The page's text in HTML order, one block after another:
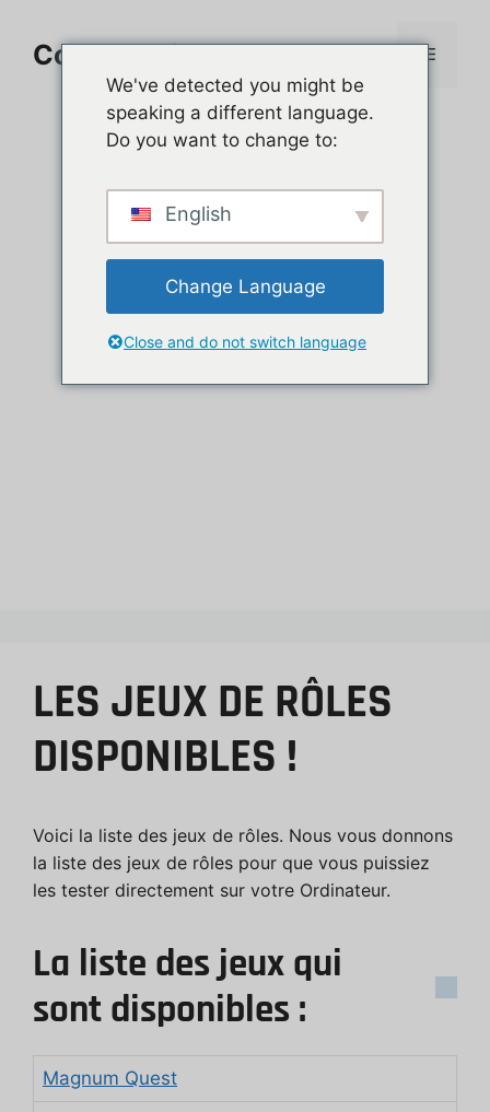
contenuComment jouer sur PC Menu
LES JEUX DE RÔLES
DISPONIBLES !
Voici la liste des jeux de rôles. Nous vous donnons
la liste des jeux de rôles pour que vous puissiez
les tester directement sur votre Ordinateur.
La liste des jeux qui
sont disponibles :
Magnum Quest
We've detected you might be
speaking a different language.
Do you want to change to:
English
Change Language
Close and do not switch language